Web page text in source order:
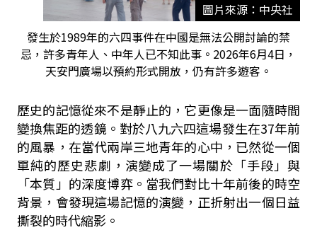
圖片來源：中央社
發生於1989年的六四事件在中國是無法公開討論的禁
忌，許多青年人、中年人已不知此事。2026年6月4日，
天安門廣場以預約形式開放，仍有許多遊客。
歷史的記憶從來不是靜止的，它更像是一面隨時間
變換焦距的透鏡。對於八九六四這場發生在37年前
的風暴，在當代兩岸三地青年的心中，已然從一個
單純的歷史悲劇，演變成了一場關於「手段」與
「本質」的深度博弈。當我們對比十年前後的時空
背景，會發現這場記憶的演變，正折射出一個日益
撕裂的時代縮影。